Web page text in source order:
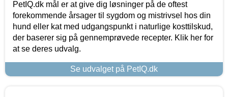
PetIQ.dk mål er at give dig løsninger på de oftest
forekommende årsager til sygdom og mistrivsel hos din
hund eller kat med udgangspunkt i naturlige kosttilskud,
der baserer sig på gennemprøvede recepter. Klik her for
at se deres udvalg.
Se udvalget på PetIQ.dk